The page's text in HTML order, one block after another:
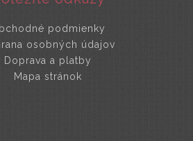
podmienky
osobných údajov
Doprava a platby
Mapa stránok